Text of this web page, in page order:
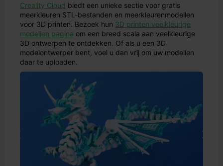
Creality Cloud biedt een unieke sectie voor gratis
meerkleuren STL-bestanden en meerkleurenmodellen
voor 3D printen. Bezoek hun 3D printen veelkleurige
modellen pagina om een breed scala aan veelkleurige
3D ontwerpen te ontdekken. Of als u een 3D
modelontwerper bent, voel u dan vrij om uw modellen
daar te uploaden.